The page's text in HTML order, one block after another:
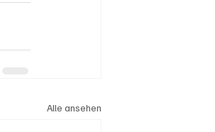
Alle ansehen